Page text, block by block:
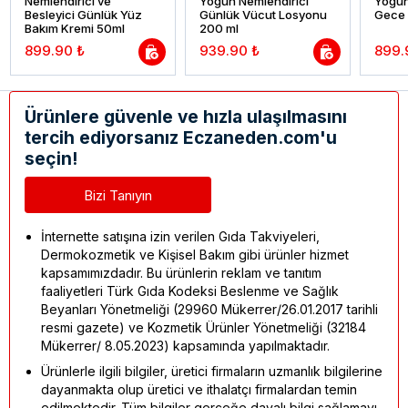
Besleyici Günlük Yüz
Bakım Kremi 50ml
899.90 ₺
Günlük Vücut Losyonu
200 ml
939.90 ₺
Gece
Ürünlere güvenle ve hızla ulaşılmasını
tercih ediyorsanız Eczaneden.com'u
seçin!
Bizi Tanıyın
İnternette satışına izin verilen Gıda Takviyeleri,
Dermokozmetik ve Kişisel Bakım gibi ürünler hizmet
kapsamımızdadır. Bu ürünlerin reklam ve tanıtım
faaliyetleri Türk Gıda Kodeksi Beslenme ve Sağlık
Beyanları Yönetmeliği (29960 Mükerrer/26.01.2017 tarihli
resmi gazete) ve Kozmetik Ürünler Yönetmeliği (32184
Mükerrer/ 8.05.2023) kapsamında yapılmaktadır.
Ürünlerle ilgili bilgiler, üretici firmaların uzmanlık bilgilerine
dayanmakta olup üretici ve ithalatçı firmalardan temin